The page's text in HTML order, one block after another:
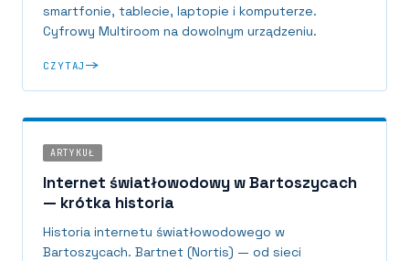
smartfonie, tablecie, laptopie i komputerze.
Cyfrowy Multiroom na dowolnym urządzeniu.
CZYTAJ
ARTYKUŁ
Internet światłowodowy w Bartoszycach
— krótka historia
Historia internetu światłowodowego w
Bartoszycach. Bartnet (Nortis) — od sieci